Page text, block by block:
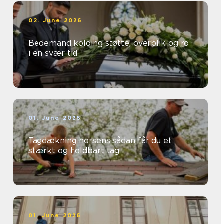
02. June 2026
Bedemand kolding støtte, overblik og ro
i en svær tid
01. June 2026
Tagdækning horsens sådan får du et
stærkt og holdbart tag
01. June 2026